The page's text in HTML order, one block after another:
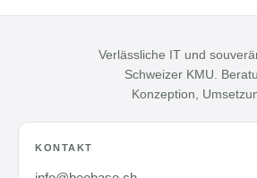
Verlässliche IT und
Schweizer KMU.
Konzeption,
KONTAKT